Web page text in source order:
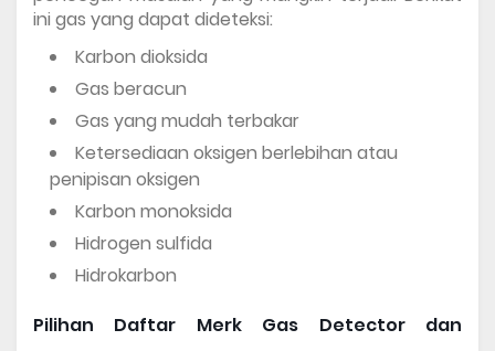
ini gas yang dapat dideteksi:
Karbon dioksida
Gas beracun
Gas yang mudah terbakar
Ketersediaan oksigen berlebihan atau
penipisan oksigen
Karbon monoksida
Hidrogen sulfida
Hidrokarbon
Pilihan Daftar Merk Gas Detector dan